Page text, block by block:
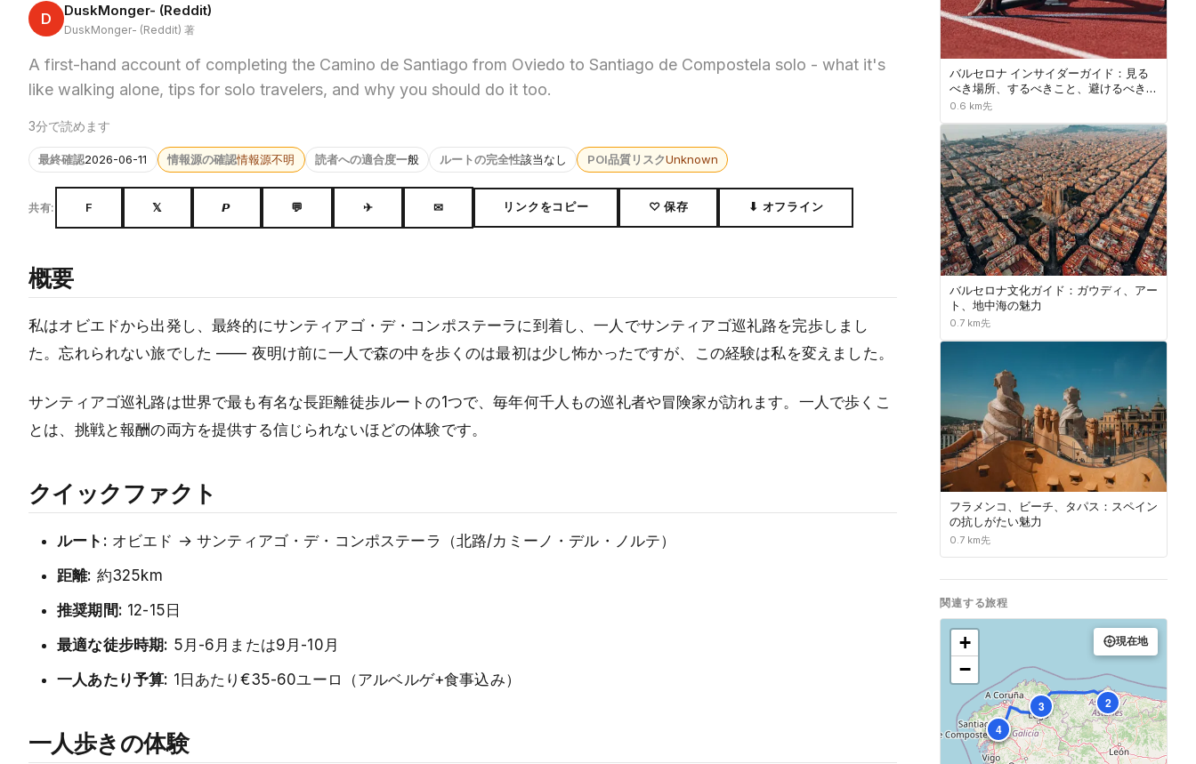
D DuskMonger- (Reddit)
DuskMonger- (Reddit) 著
A first-hand account of completing the Camino de Santiago from Oviedo to Santiago de Compostela solo - what it's
like walking alone, tips for solo travelers, and why you should do it too.
3分で読めます
最終確認2026-06-11 情報源の確認情報源不明 読者への適合度一般 ルートの完全性該当なし POI品質リスクUnknown
共有: F 𝕏 𝙋 💬 ✈ ✉ リンクをコピー ♡ 保存 ⬇ オフライン
概要
私はオビエドから出発し、最終的にサンティアゴ・デ・コンポステーラに到着し、一人でサンティアゴ巡礼路を完歩しまし
た。忘れられない旅でした —— 夜明け前に一人で森の中を歩くのは最初は少し怖かったですが、この経験は私を変えました。
サンティアゴ巡礼路は世界で最も有名な長距離徒歩ルートの1つで、毎年何千人もの巡礼者や冒険家が訪れます。一人で歩くこ
とは、挑戦と報酬の両方を提供する信じられないほどの体験です。
クイックファクト
ルート: オビエド → サンティアゴ・デ・コンポステーラ（北路/カミーノ・デル・ノルテ）
距離: 約325km
推奨期間: 12-15日
最適な徒步時期: 5月-6月または9月-10月
一人あたり予算: 1日あたり€35-60ユーロ（アルベルゲ+食事込み）
一人歩きの体験
バルセロナ インサイダーガイド：見る
べき場所、するべきこと、避けるべきこ
と
0.6 km先
バルセロナ文化ガイド：ガウディ、アー
ト、地中海の魅力
0.7 km先
フラメンコ、ビーチ、タパス：スペイン
の抗しがたい魅力
0.7 km先
関連する旅程
1
2
3
4
+
−
現在地